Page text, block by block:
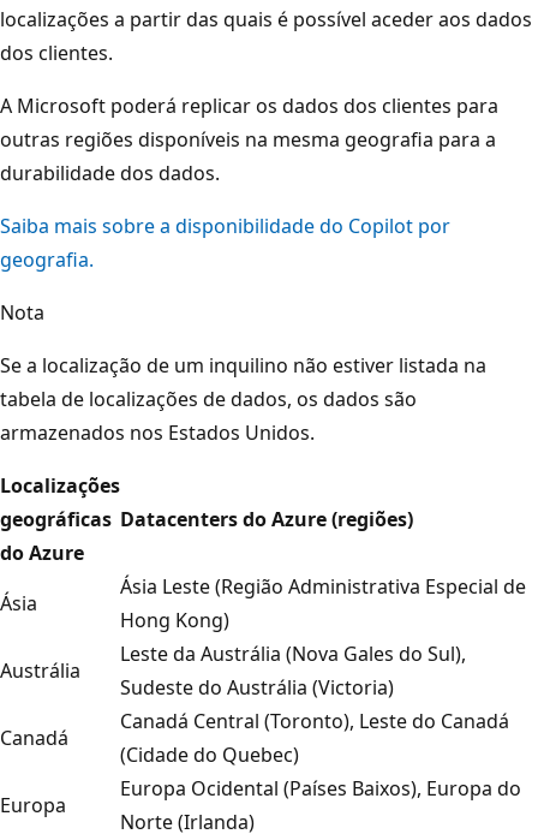
localizações a partir das quais é possível aceder aos dados
dos clientes.
A Microsoft poderá replicar os dados dos clientes para
outras regiões disponíveis na mesma geografia para a
durabilidade dos dados.
Saiba mais sobre a disponibilidade do Copilot por
geografia.
Nota
Se a localização de um inquilino não estiver listada na
tabela de localizações de dados, os dados são
armazenados nos Estados Unidos.
Localizações
geográficas
do Azure
Datacenters do Azure (regiões)
Ásia
Ásia Leste (Região Administrativa Especial de
Hong Kong)
Austrália
Leste da Austrália (Nova Gales do Sul),
Sudeste do Austrália (Victoria)
Canadá
Canadá Central (Toronto), Leste do Canadá
(Cidade do Quebec)
Europa
Europa Ocidental (Países Baixos), Europa do
Norte (Irlanda)